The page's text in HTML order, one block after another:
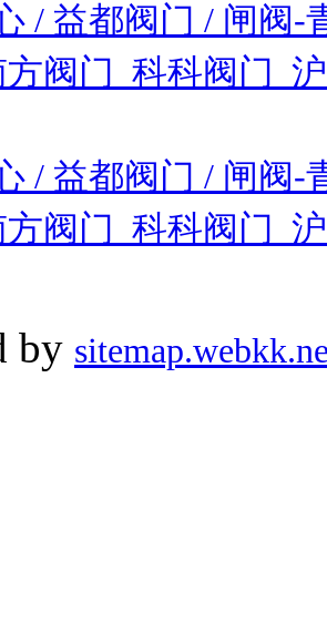
/ 益都阀门 / 闸阀-
方阀门_科科阀门_
/ 益都阀门 / 闸阀-
方阀门_科科阀门_
by